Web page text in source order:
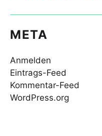
META
Anmelden
Eintrags-Feed
Kommentar-Feed
WordPress.org